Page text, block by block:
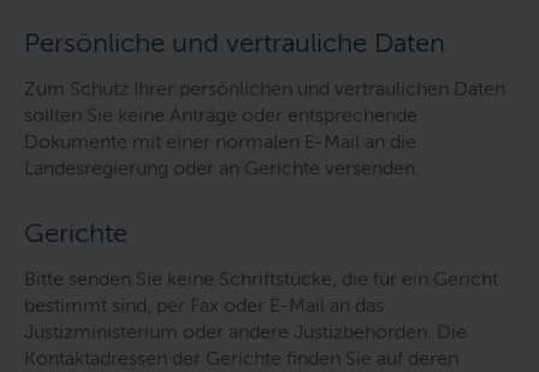
Persönliche und vertrauliche Daten
Zum Schutz Ihrer persönlichen und vertraulichen Daten
sollten Sie keine Anträge oder entsprechende
Dokumente mit einer normalen E-Mail an die
Landesregierung oder an Gerichte versenden.
Gerichte
Bitte senden Sie keine Schriftstücke, die für ein Gericht
bestimmt sind, per Fax oder E-Mail an das
Justizministerium oder andere Justizbehörden. Die
Kontaktadressen der Gerichte finden Sie auf deren